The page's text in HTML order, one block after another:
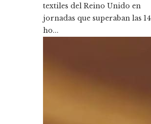
textiles del Reino Unido en
jornadas que superaban las 14
ho...